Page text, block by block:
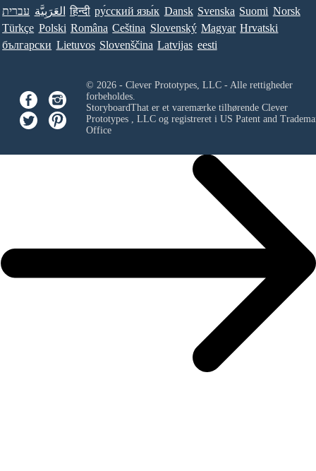
עברית العَرَبِيَّة हिन्दी ру́сский язы́к Dansk Svenska Suomi Norsk
Türkçe Polski Româna Ceština Slovenský Magyar Hrvatski
български Lietuvos Slovenščina Latvijas eesti
© 2026 - Clever Prototypes, LLC - Alle rettigheder
forbeholdes.
StoryboardThat er et varemærke tilhørende Clever
Prototypes , LLCog registreret i US Patent and
Office